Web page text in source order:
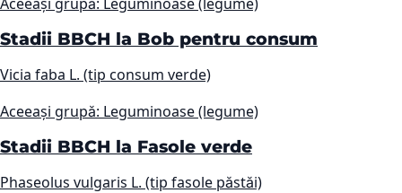
Stadii BBCH la Bob pentru consum
Vicia faba L. (tip consum verde)
Aceeași grupă: Leguminoase (legume)
Stadii BBCH la Fasole verde
Phaseolus vulgaris L. (tip fasole păstăi)